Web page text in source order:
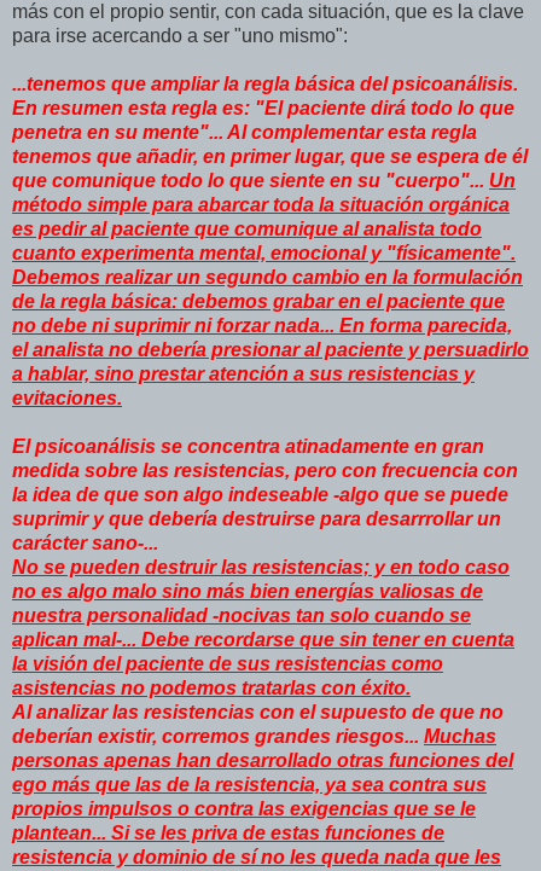
más con el propio sentir, con cada situación, que es la clave
para irse acercando a ser "uno mismo":
...tenemos que ampliar la regla básica del psicoanálisis.
En resumen esta regla es: "El paciente dirá todo lo que
penetra en su mente"... Al complementar esta regla
tenemos que añadir, en primer lugar, que se espera de él
que comunique todo lo que siente en su "cuerpo"... Un
método simple para abarcar toda la situación orgánica
es pedir al paciente que comunique al analista todo
cuanto experimenta mental, emocional y "físicamente".
Debemos realizar un segundo cambio en la formulación
de la regla básica: debemos grabar en el paciente que
no debe ni suprimir ni forzar nada... En forma parecida,
el analista no debería presionar al paciente y persuadirlo
a hablar, sino prestar atención a sus resistencias y
evitaciones.
El psicoanálisis se concentra atinadamente en gran
medida sobre las resistencias, pero con frecuencia con
la idea de que son algo indeseable -algo que se puede
suprimir y que debería destruirse para desarrrollar un
carácter sano-...
No se pueden destruir las resistencias; y en todo caso
no es algo malo sino más bien energías valiosas de
nuestra personalidad -nocivas tan solo cuando se
aplican mal-... Debe recordarse que sin tener en cuenta
la visión del paciente de sus resistencias como
asistencias no podemos tratarlas con éxito.
Al analizar las resistencias con el supuesto de que no
deberían existir, corremos grandes riesgos... Muchas
personas apenas han desarrollado otras funciones del
ego más que las de la resistencia, ya sea contra sus
propios impulsos o contra las exigencias que se le
plantean... Si se les priva de estas funciones de
resistencia y dominio de sí no les queda nada que les